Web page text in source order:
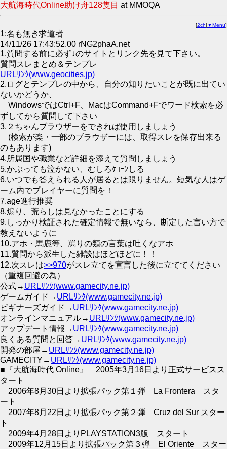
大航海時代Online助け舟128隻目 at MMOQA
[2ch| ▼Menu]
1:名も無き求道者
14/11/26 17:43:52.00 rNG2phaA.net
1.質問する前に必ず↓のサイトとリンク先を見て下さい。
質問スレまとめ＆テンプレ
URLﾘﾝｸ(www.geocities.jp)
2.ログとテンプレの中から、自分の知りたいことが既に出てい
ないかどうか、
WindowsではCtrl+F、MacはCommand+Fでワード検索を必
ずしてから質問して下さい
3.２ちゃんブラウザーをできれば使用しましょう
(検索が楽・一部のブラウザーには、取得スレを保存出来る
のもあります)
4.所属国や職業など詳細を添えて質問しましょう
5.かぶっても泣かない、むしろｹｺｰﾝしる
6.いつでも答えられる人が居るとは限りません。短気な人はゲ
ーム内でプレイヤーに質問を！
7.age進行推奨
8.煽り、荒らしは見なかったことにする
9.しっかり検証された確定情報で無いなら、断定した言い方で
教えないように
10.アホ・馬鹿等、罵りの類の言葉は吐くなアホ
11.質問から派生した雑談はほどほどに！！
12.次スレは>>970がスレ立てを宣言した後に立ててください
（重複回避の為）
公式→ URLﾘﾝｸ(www.gamecity.ne.jp)
ゲームガイド→ URLﾘﾝｸ(www.gamecity.ne.jp)
ビギナーズガイド→ URLﾘﾝｸ(www.gamecity.ne.jp)
オンラインマニュアル→ URLﾘﾝｸ(www.gamecity.ne.jp)
アップデート情報→ URLﾘﾝｸ(www.gamecity.ne.jp)
良くある質問と回答→ URLﾘﾝｸ(www.gamecity.ne.jp)
開発の部屋→ URLﾘﾝｸ(www.gamecity.ne.jp)
GAMECITY→ URLﾘﾝｸ(www.gamecity.ne.jp)
■『大航海時代 Online』 2005年3月16日より正式サービスス
タート
2006年8月30日より拡張パック第１弾 La Frontera スタ
ート
2007年8月22日より拡張パック第２弾 Cruz del Sur スター
ト
2009年4月28日よりPLAYSTATION3版 スタート
2009年12月15日より拡張パック第３弾 El Oriente スター